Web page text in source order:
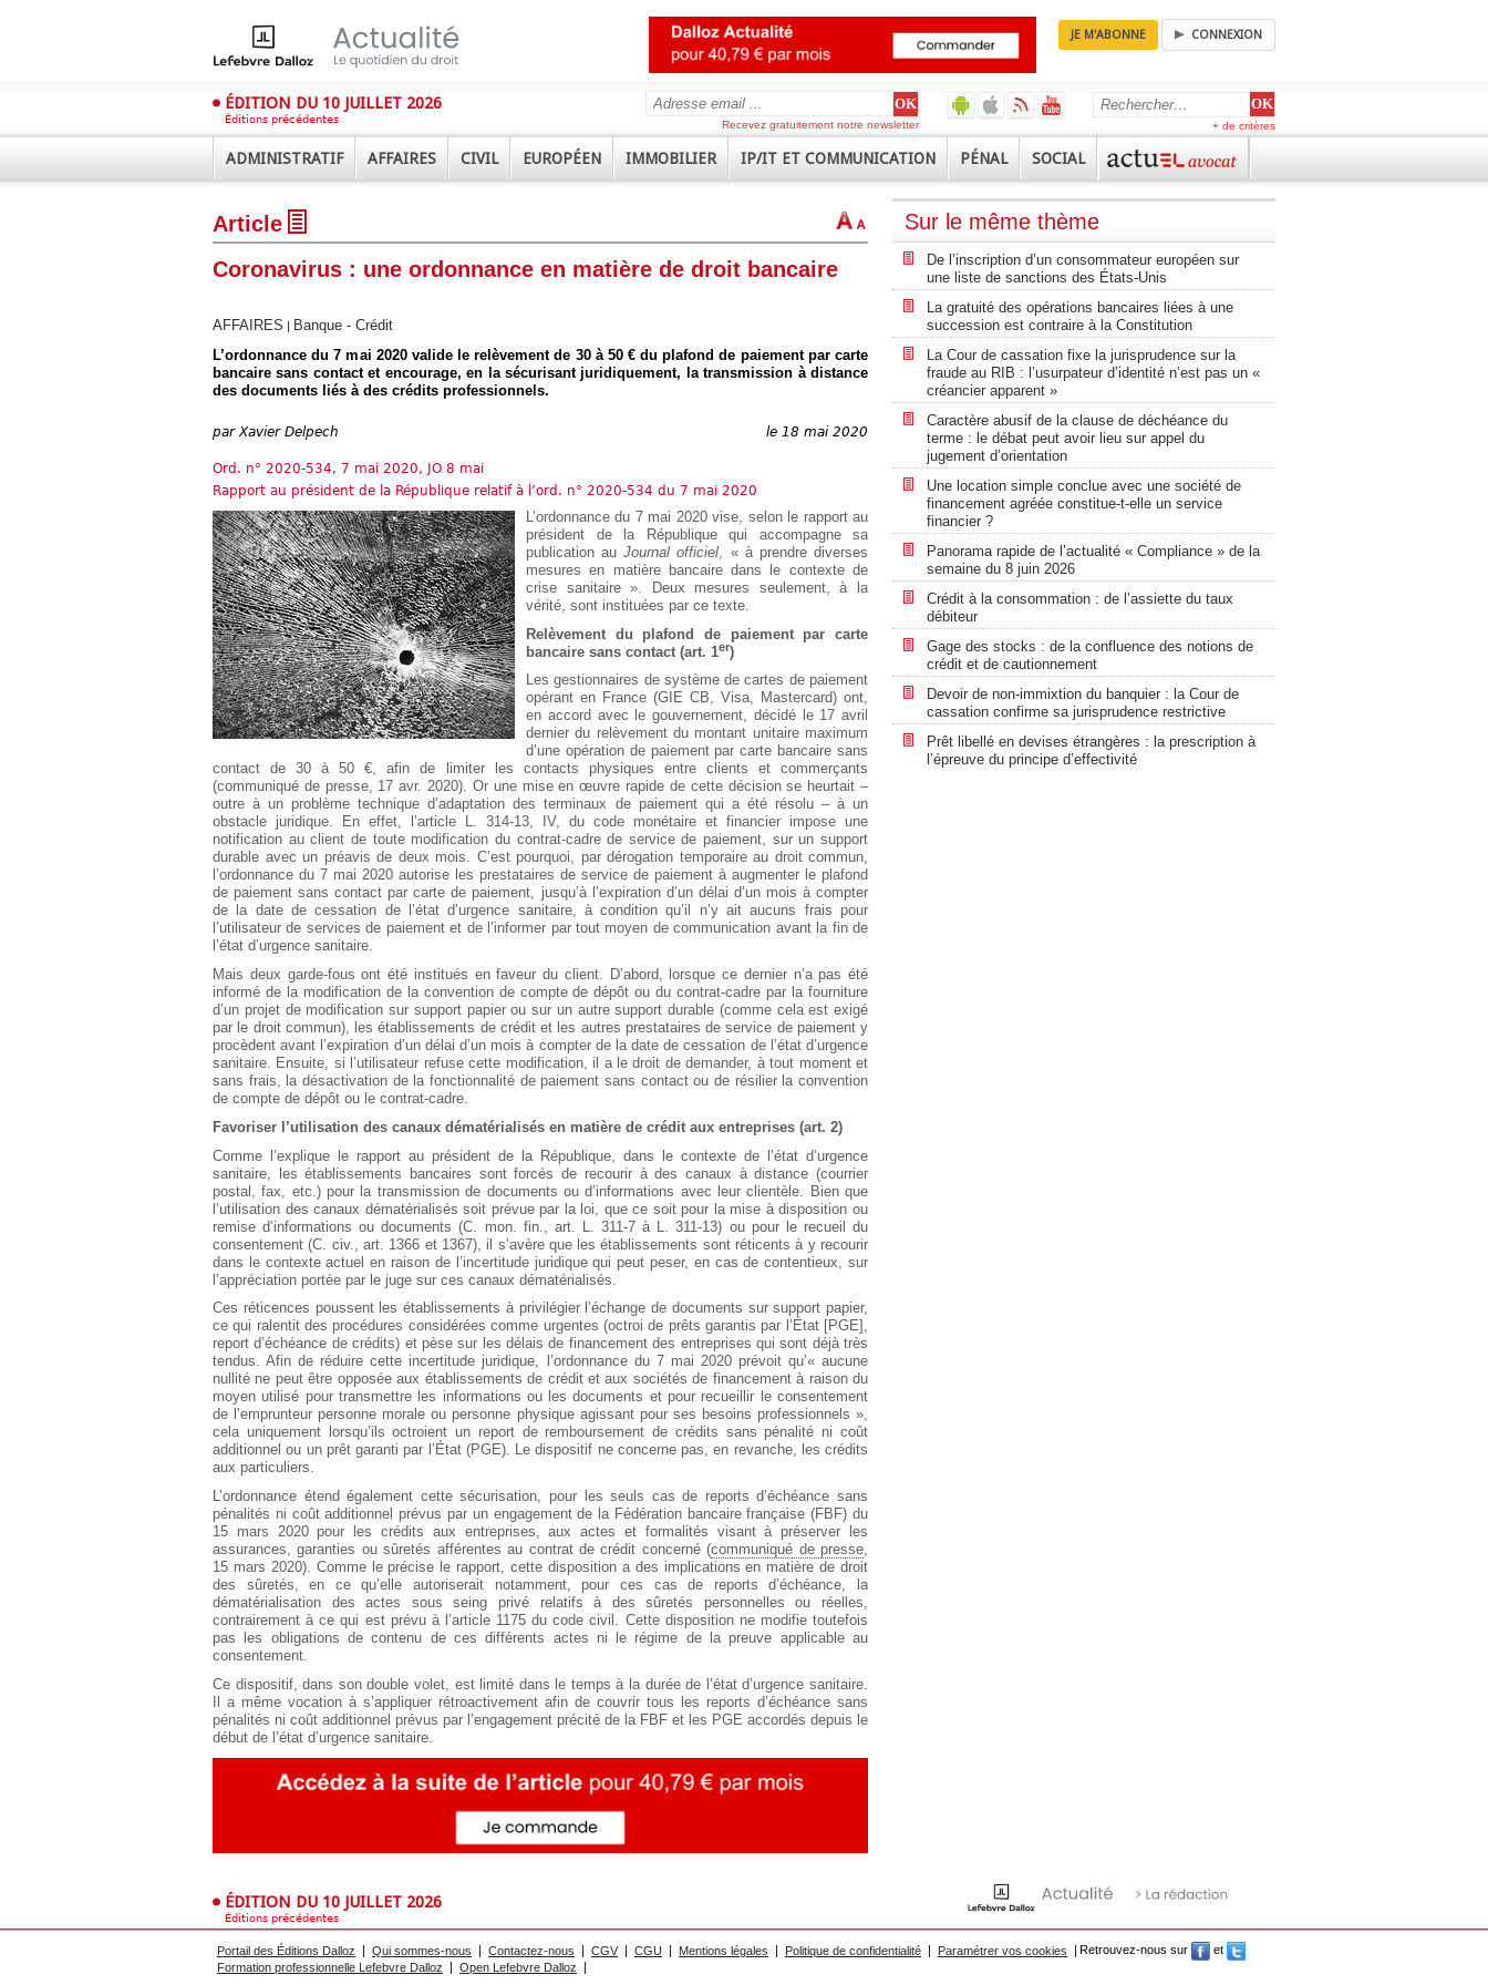
JE M'ABONNE CONNEXION
ÉDITION DU 10 JUILLET 2026
Éditions précédentes
+ de critères
Recevez gratuitement notre newsletter
ADMINISTRATIF AFFAIRES CIVIL EUROPÉEN IMMOBILIER IP/IT ET COMMUNICATION PÉNAL SOCIAL
Article
Coronavirus : une ordonnance en matière de droit bancaire
AFFAIRES
Banque - Crédit
L’ordonnance du 7 mai 2020 valide le relèvement de 30 à 50 € du plafond de paiement par carte
bancaire sans contact et encourage, en la sécurisant juridiquement, la transmission à distance
des documents liés à des crédits professionnels.
par Xavier Delpech le 18 mai 2020
Ord. n° 2020-534, 7 mai 2020, JO 8 mai
Rapport au président de la République relatif à l’ord. n° 2020-534 du 7 mai 2020
L’ordonnance du 7 mai 2020 vise, selon le rapport au
président de la République qui accompagne sa
publication auJournal officiel , « à prendre diverses
mesures en matière bancaire dans le contexte de
crise sanitaire ». Deux mesures seulement, à la
vérité, sont instituées par ce texte.
Relèvement du plafond de paiement par carte
bancaire sans contact (art. 1er)
Les gestionnaires de système de cartes de paiement
opérant en France (GIE CB, Visa, Mastercard) ont,
en accord avec le gouvernement, décidé le 17 avril
dernier du relèvement du montant unitaire maximum
d’une opération de paiement par carte bancaire sans
contact de 30 à 50 €, afin de limiter les contacts physiques entre clients et commerçants
(communiqué de presse, 17 avr. 2020). Or une mise en œuvre rapide de cette décision se heurtait –
outre à un problème technique d’adaptation des terminaux de paiement qui a été résolu – à un
obstacle juridique. En effet, l’article L. 314-13, IV, du code monétaire et financier impose une
notification au client de toute modification du contrat-cadre de service de paiement, sur un support
durable avec un préavis de deux mois. C’est pourquoi, par dérogation temporaire au droit commun,
l’ordonnance du 7 mai 2020 autorise les prestataires de service de paiement à augmenter le plafond
de paiement sans contact par carte de paiement, jusqu’à l’expiration d’un délai d’un mois à compter
de la date de cessation de l’état d’urgence sanitaire, à condition qu’il n’y ait aucuns frais pour
l’utilisateur de services de paiement et de l’informer par tout moyen de communication avant la fin de
l’état d’urgence sanitaire.
Mais deux garde-fous ont été institués en faveur du client. D’abord, lorsque ce dernier n’a pas été
informé de la modification de la convention de compte de dépôt ou du contrat-cadre par la fourniture
d’un projet de modification sur support papier ou sur un autre support durable (comme cela est exigé
par le droit commun), les établissements de crédit et les autres prestataires de service de paiement y
procèdent avant l’expiration d’un délai d’un mois à compter de la date de cessation de l’état d’urgence
sanitaire. Ensuite, si l’utilisateur refuse cette modification, il a le droit de demander, à tout moment et
sans frais, la désactivation de la fonctionnalité de paiement sans contact ou de résilier la convention
de compte de dépôt ou le contrat-cadre.
Favoriser l’utilisation des canaux dématérialisés en matière de crédit aux entreprises (art. 2)
Comme l’explique le rapport au président de la République, dans le contexte de l’état d’urgence
sanitaire, les établissements bancaires sont forcés de recourir à des canaux à distance (courrier
postal, fax, etc.) pour la transmission de documents ou d’informations avec leur clientèle. Bien que
l’utilisation des canaux dématérialisés soit prévue par la loi, que ce soit pour la mise à disposition ou
remise d’informations ou documents (C. mon. fin., art. L. 311-7 à L. 311-13) ou pour le recueil du
consentement (C. civ., art. 1366 et 1367), il s’avère que les établissements sont réticents à y recourir
dans le contexte actuel en raison de l’incertitude juridique qui peut peser, en cas de contentieux, sur
l’appréciation portée par le juge sur ces canaux dématérialisés.
Ces réticences poussent les établissements à privilégier l’échange de documents sur support papier,
ce qui ralentit des procédures considérées comme urgentes (octroi de prêts garantis par l’État [PGE],
report d’échéance de crédits) et pèse sur les délais de financement des entreprises qui sont déjà très
tendus. Afin de réduire cette incertitude juridique, l’ordonnance du 7 mai 2020 prévoit qu’« aucune
nullité ne peut être opposée aux établissements de crédit et aux sociétés de financement à raison du
moyen utilisé pour transmettre les informations ou les documents et pour recueillir le consentement
de l’emprunteur personne morale ou personne physique agissant pour ses besoins professionnels »,
cela uniquement lorsqu’ils octroient un report de remboursement de crédits sans pénalité ni coût
additionnel ou un prêt garanti par l’État (PGE). Le dispositif ne concerne pas, en revanche, les crédits
aux particuliers.
L’ordonnance étend également cette sécurisation, pour les seuls cas de reports d’échéance sans
pénalités ni coût additionnel prévus par un engagement de la Fédération bancaire française (FBF) du
15 mars 2020 pour les crédits aux entreprises, aux actes et formalités visant à préserver les
assurances, garanties ou sûretés afférentes au contrat de crédit concerné (communiqué de presse,
15 mars 2020). Comme le précise le rapport, cette disposition a des implications en matière de droit
des sûretés, en ce qu’elle autoriserait notamment, pour ces cas de reports d’échéance, la
dématérialisation des actes sous seing privé relatifs à des sûretés personnelles ou réelles,
contrairement à ce qui est prévu à l’article 1175 du code civil. Cette disposition ne modifie toutefois
pas les obligations de contenu de ces différents actes ni le régime de la preuve applicable au
consentement.
Ce dispositif, dans son double volet, est limité dans le temps à la durée de l’état d’urgence sanitaire.
Il a même vocation à s’appliquer rétroactivement afin de couvrir tous les reports d’échéance sans
pénalités ni coût additionnel prévus par l’engagement précité de la FBF et les PGE accordés depuis le
début de l’état d’urgence sanitaire.
Sur le même thème
De l’inscription d’un consommateur européen sur
une liste de sanctions des États-Unis
La gratuité des opérations bancaires liées à une
succession est contraire à la Constitution
La Cour de cassation fixe la jurisprudence sur la
fraude au RIB : l’usurpateur d’identité n’est pas un «
créancier apparent »
Caractère abusif de la clause de déchéance du
terme : le débat peut avoir lieu sur appel du
jugement d’orientation
Une location simple conclue avec une société de
financement agréée constitue-t-elle un service
financier ?
Panorama rapide de l’actualité « Compliance » de la
semaine du 8 juin 2026
Crédit à la consommation : de l’assiette du taux
débiteur
Gage des stocks : de la confluence des notions de
crédit et de cautionnement
Devoir de non-immixtion du banquier : la Cour de
cassation confirme sa jurisprudence restrictive
Prêt libellé en devises étrangères : la prescription à
l’épreuve du principe d’effectivité
ÉDITION DU 10 JUILLET 2026
Éditions précédentes
Portail des Éditions Dalloz Qui sommes-nous Contactez-nous CGV CGU Mentions légales Politique de confidentialité Paramétrer vos cookies Retrouvez-nous sur
et
Formation professionnelle Lefebvre Dalloz
Open Lefebvre Dalloz